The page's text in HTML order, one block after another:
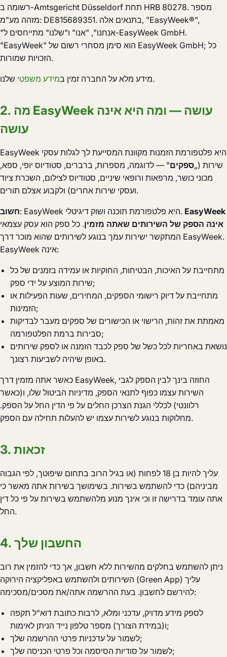
רשומה ב-Amtsgericht Düsseldorf תחת HRB 80278. מספר
מזהה מע"מ: DE815689351. בתנאים אלה, "EasyWeek®",
"אנחנו", "אנו" ו"שלנו" מתייחסים ל-EasyWeek GmbH.
"EasyWeek" הוא סימן מסחרי רשום של EasyWeek GmbH; כל
הזכויות שמורות.
מידע מלא על החברה זמין במידע משפטי שלנו.
2. מה EasyWeek עושה — ומה היא אינה
עושה
EasyWeek היא פלטפורמת הזמנות מקוונת המסייעת לך לגלות עסקי
שירות („ספקים" — לדוגמה, מספרות, ברברים, סטודיוס יופי, ספא,
מכוני כושר, מרפאות ורופאי שיניים, סטודיוס לצילום, השכרת ציוד
ועסקי שירות אחרים) ולקבוע אצלם תורים.
חשוב : EasyWeek היא פלטפורמת תוכנה ושוק דיגיטלי. EasyWeek
אינה הספק של השירותים שאתה מזמין. כל ספק הוא עסק עצמאי
המתקשר ישירות עמך בנוגע לשירותים שהוא מוכר דרך EasyWeek.
EasyWeek אינה:
מתחייבת על האיכות, הבטיחות, החוקיות או עמידה בזמנים של כל
שירות המוצע על ידי ספק;
מתחייבת על דיוק רישומי הספקים, המחירים, שעות הפעילות או
הזמינות;
מאמתת את זהות, הרישוי או הכישורים של ספקים מעבר לבדיקות
סבירות ברמת הפלטפורמה;
נושאת באחריות לכל כשל של ספק לכבד הזמנה או לספק שירותים
באופן שיהיה לשביעות רצונך.
כאשר אתה מזמין דרך EasyWeek, החוזה בינך לבין הספק לגבי
השירות עצמו כפוף לתנאי הספק, מדיניות הביטול שלו, ו(כאשר
רלוונטי) לכללי הגנת הצרכן החלים על פי הדין החל על הספק.
מחלוקות בנוגע לשירות עצמו יש להעלות תחילה עם הספק.
3. זכאות
עליך להיות בן 18 לפחות (או בגיל הרוב בתחום שיפוטך, לפי הגבוה
מביניהם) כדי להשתמש בשירות. בשימושך בשירות אתה מאשר כי
אתה עומד בדרישה זו וכי אינך מנוע מלהשתמש בשירות על פי כל דין
החל.
4. החשבון שלך
ניתן להשתמש בחלקים מהשירות ללא חשבון, אך כדי להזמין את רוב
השירותים ולהשתמש באפליקציה הירוקה (Green App) עליך
להירשם לחשבון. בעת ההרשמה אתה/את מסכים/מסכימה:
לספק מידע מדויק, עדכני ומלא, לרבות כתובת דוא"ל תקפה
ו(במידת הצורך) מספר טלפון נייד הניתן לאימות;
לשמור על עדכניות פרטי ההרשמה שלך;
לשמור על סודיות הסיסמה וכל פרטי הכניסה שלך;